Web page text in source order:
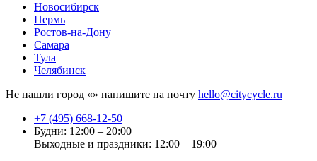
Новосибирск
Пермь
Ростов-на-Дону
Самара
Тула
Челябинск
Не нашли город «» напишите на почту hello@citycycle.ru
+7 (495) 668-12-50
Будни: 12:00 – 20:00
Выходные и праздники: 12:00 – 19:00